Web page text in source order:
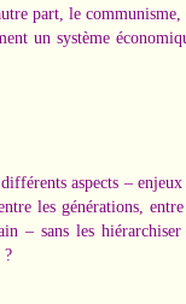
part, le
un système
aspects –
les générations,
– sans les
?